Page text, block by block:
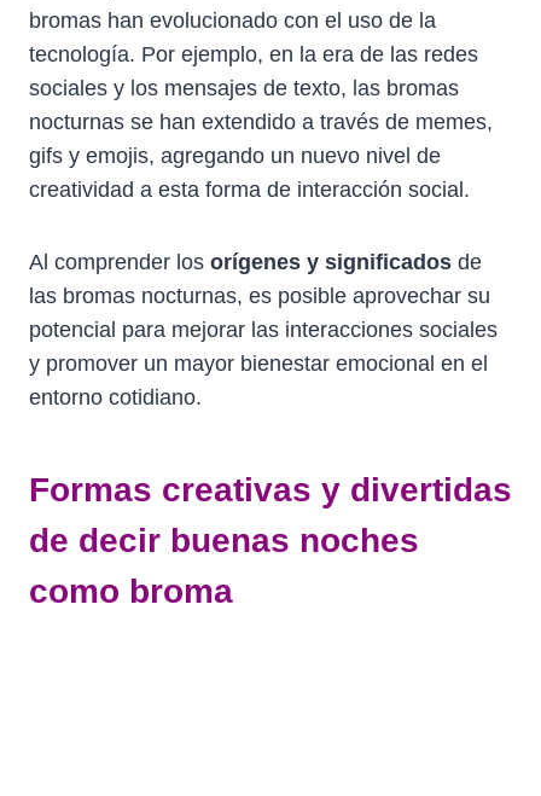
bromas han evolucionado con el uso de la
tecnología. Por ejemplo, en la era de las redes
sociales y los mensajes de texto, las bromas
nocturnas se han extendido a través de memes,
gifs y emojis, agregando un nuevo nivel de
creatividad a esta forma de interacción social.
Al comprender los orígenes y significados de
las bromas nocturnas, es posible aprovechar su
potencial para mejorar las interacciones sociales
y promover un mayor bienestar emocional en el
entorno cotidiano.
Formas creativas y divertidas
de decir buenas noches
como broma